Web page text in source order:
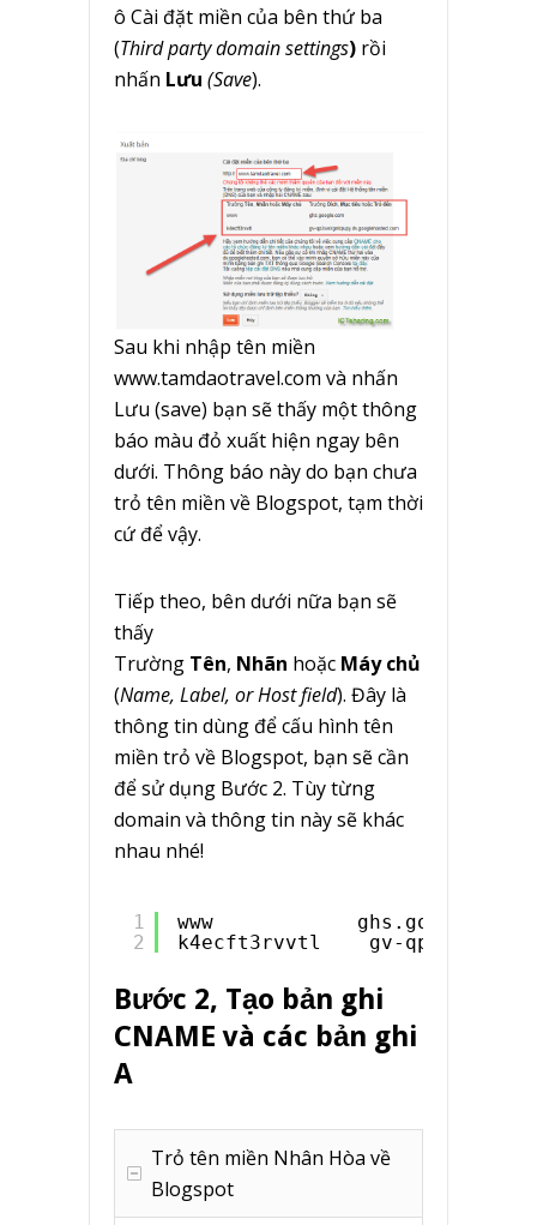
ô Cài đặt miền của bên thứ ba
(Third party domain settings) rồi
nhấn Lưu (Save).
Sau khi nhập tên miền
www.tamdaotravel.com và nhấn
Lưu (save) bạn sẽ thấy một thông
báo màu đỏ xuất hiện ngay bên
dưới. Thông báo này do bạn chưa
trỏ tên miền về Blogspot, tạm thời
cứ để vậy.
Tiếp theo, bên dưới nữa bạn sẽ
thấy
Trường Tên, Nhãn hoặc Máy chủ
(Name, Label, or Host field). Đây là
thông tin dùng để cấu hình tên
miền trỏ về Blogspot, bạn sẽ cần
để sử dụng Bước 2. Tùy từng
domain và thông tin này sẽ khác
nhau nhé!
1
2
www            ghs.google.com
k4ecft3rvvtl    gv-
Bước 2, Tạo bản ghi
CNAME và các bản ghi
A
Trỏ tên miền Nhân Hòa về
Blogspot